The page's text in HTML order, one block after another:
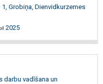
1, Grobiņa, Dienvidkurzemes
2025
darbu vadīšana un